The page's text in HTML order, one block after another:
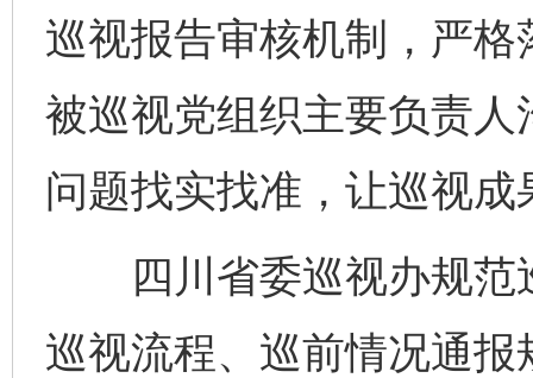
巡视报告审核机制，严
被巡视党组织主要负责
问题找实找准，让巡视
四川省委巡视办规范
巡视流程、巡前情况通